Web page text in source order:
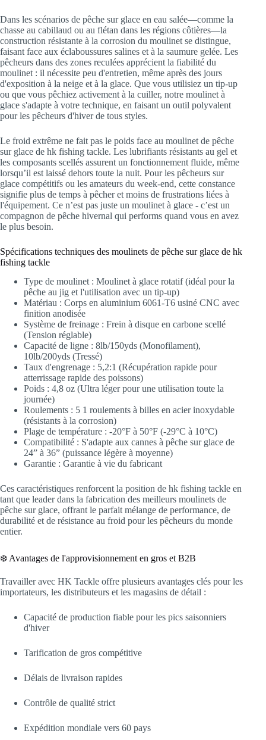
Dans les scénarios de pêche sur glace en eau salée—comme la
chasse au cabillaud ou au flétan dans les régions côtières—la
construction résistante à la corrosion du moulinet se distingue,
faisant face aux éclaboussures salines et à la saumure gelée. Les
pêcheurs dans des zones reculées apprécient la fiabilité du
moulinet : il nécessite peu d'entretien, même après des jours
d'exposition à la neige et à la glace. Que vous utilisiez un tip-up
ou que vous pêchiez activement à la cuiller, notre moulinet à
glace s'adapte à votre technique, en faisant un outil polyvalent
pour les pêcheurs d'hiver de tous styles.
Le froid extrême ne fait pas le poids face au moulinet de pêche
sur glace de hk fishing tackle. Les lubrifiants résistants au gel et
les composants scellés assurent un fonctionnement fluide, même
lorsqu’il est laissé dehors toute la nuit. Pour les pêcheurs sur
glace compétitifs ou les amateurs du week-end, cette constance
signifie plus de temps à pêcher et moins de frustrations liées à
l'équipement. Ce n’est pas juste un moulinet à glace - c’est un
compagnon de pêche hivernal qui performs quand vous en avez
le plus besoin.
Spécifications techniques des moulinets de pêche sur glace de hk
fishing tackle
Type de moulinet : Moulinet à glace rotatif (idéal pour la
pêche au jig et l'utilisation avec un tip-up)
Matériau : Corps en aluminium 6061-T6 usiné CNC avec
finition anodisée
Système de freinage : Frein à disque en carbone scellé
(Tension réglable)
Capacité de ligne : 8lb/150yds (Monofilament),
10lb/200yds (Tressé)
Taux d'engrenage : 5,2:1 (Récupération rapide pour
atterrissage rapide des poissons)
Poids : 4,8 oz (Ultra léger pour une utilisation toute la
journée)
Roulements : 5 1 roulements à billes en acier inoxydable
(résistants à la corrosion)
Plage de température : -20°F à 50°F (-29°C à 10°C)
Compatibilité : S'adapte aux cannes à pêche sur glace de
24” à 36” (puissance légère à moyenne)
Garantie : Garantie à vie du fabricant
Ces caractéristiques renforcent la position de hk fishing tackle en
tant que leader dans la fabrication des meilleurs moulinets de
pêche sur glace, offrant le parfait mélange de performance, de
durabilité et de résistance au froid pour les pêcheurs du monde
entier.
❄️ Avantages de l'approvisionnement en gros et B2B
Travailler avec HK Tackle offre plusieurs avantages clés pour les
importateurs, les distributeurs et les magasins de détail :
Capacité de production fiable pour les pics saisonniers
d'hiver
Tarification de gros compétitive
Délais de livraison rapides
Contrôle de qualité strict
Expédition mondiale vers 60 pays